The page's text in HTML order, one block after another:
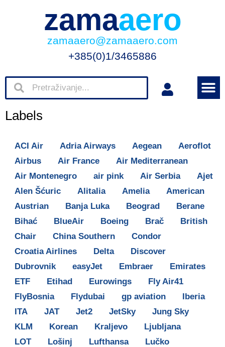
zamaaero
zamaaero@zamaaero.com
+385(0)1/3465886
Labels
ACI Air Adria Airways Aegean
Aeroflot
Airbus
Air France
Air Mediterranean
Air Montenegro
air pink Air Serbia
Ajet
Alen Šćuric
Alitalia Amelia
American
Austrian
Banja Luka Beograd
Berane
Bihać
BlueAir Boeing Brač
British
Chair
China Southern
Condor
Croatia Airlines
Delta
Discover
Dubrovnik
easyJet Embraer
Emirates
ETF
Etihad Eurowings
Fly Air41
FlyBosnia
Flydubai gp aviation
Iberia
ITA
JAT Jet2 JetSky
Jung Sky
KLM
Korean Kraljevo
Ljubljana
LOT
Lošinj Lufthansa
Lučko